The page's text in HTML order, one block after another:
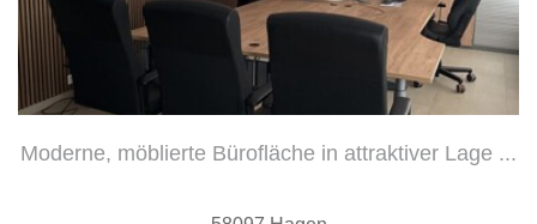
Moderne, möblierte Bürofläche in attraktiver Lage ...